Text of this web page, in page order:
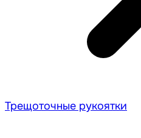
Трещоточные рукоятки